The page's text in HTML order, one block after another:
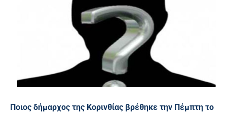
Ποιος δήμαρχος της Κορινθίας βρέθηκε την Πέμπτη το